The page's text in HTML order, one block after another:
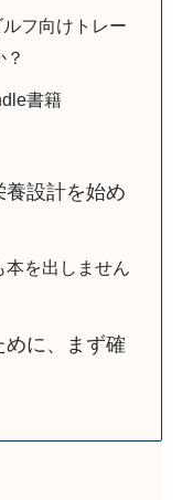
フ向けトレー
書籍
設計を始め
を出しません
に、まず確